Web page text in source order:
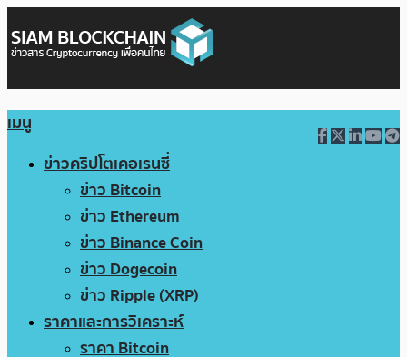
เมนู
ข่าวคริปโตเคอเรนซี่
ข่าว Bitcoin
ข่าว Ethereum
ข่าว Binance Coin
ข่าว Dogecoin
ข่าว Ripple (XRP)
ราคาและการวิเคราะห์
ราคา Bitcoin